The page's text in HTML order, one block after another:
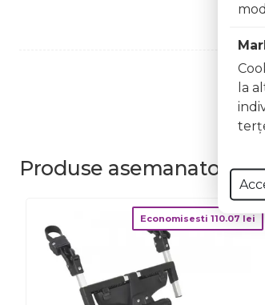
Produse asemanatoare
Economisesti 110.07 lei
la